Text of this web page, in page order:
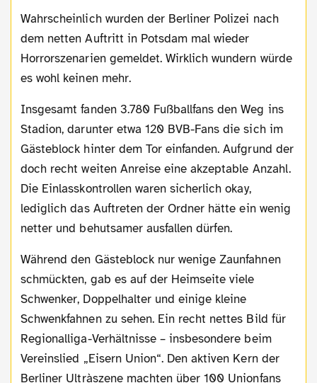
Wahrscheinlich wurden der Berliner Polizei nach
dem netten Auftritt in Potsdam mal wieder
Horrorszenarien gemeldet. Wirklich wundern würde
es wohl keinen mehr.
Insgesamt fanden 3.780 Fußballfans den Weg ins
Stadion, darunter etwa 120 BVB-Fans die sich im
Gästeblock hinter dem Tor einfanden. Aufgrund der
doch recht weiten Anreise eine akzeptable Anzahl.
Die Einlasskontrollen waren sicherlich okay,
lediglich das Auftreten der Ordner hätte ein wenig
netter und behutsamer ausfallen dürfen.
Während den Gästeblock nur wenige Zaunfahnen
schmückten, gab es auf der Heimseite viele
Schwenker, Doppelhalter und einige kleine
Schwenkfahnen zu sehen. Ein recht nettes Bild für
Regionalliga-Verhältnisse – insbesondere beim
Vereinslied „Eisern Union“. Den aktiven Kern der
Berliner Ultràszene machten über 100 Unionfans